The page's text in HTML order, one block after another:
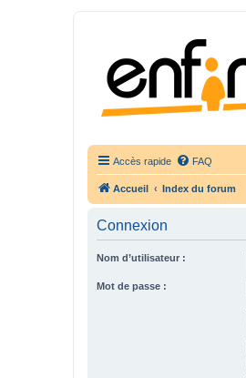
Accès rapide FAQ
Accueil Index du forum
Connexion
Nom d’utilisateur :
Mot de passe :